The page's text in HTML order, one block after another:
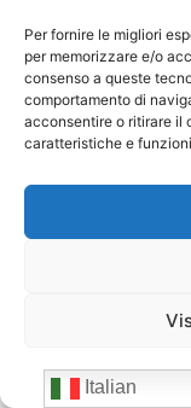
Per fornire le migliori
per memorizzare e/o
consenso a queste
comportamento di
acconsentire o ritirare il
caratteristiche e
Italian